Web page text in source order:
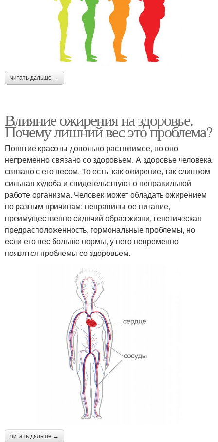
читать дальше →
Влияние ожирения на здоровье.
Почему лишний вес это проблема?
Понятие красоты довольно растяжимое, но оно
непременно связано со здоровьем. А здоровье человека
связано с его весом. То есть, как ожирение, так слишком
сильная худоба и свидетельствуют о неправильной
работе организма. Человек может обладать ожирением
по разным причинам: неправильное питание,
преимущественно сидячий образ жизни, генетическая
предрасположенность, гормональные проблемы, но
если его вес больше нормы, у него непременно
появятся проблемы со здоровьем.
читать дальше →